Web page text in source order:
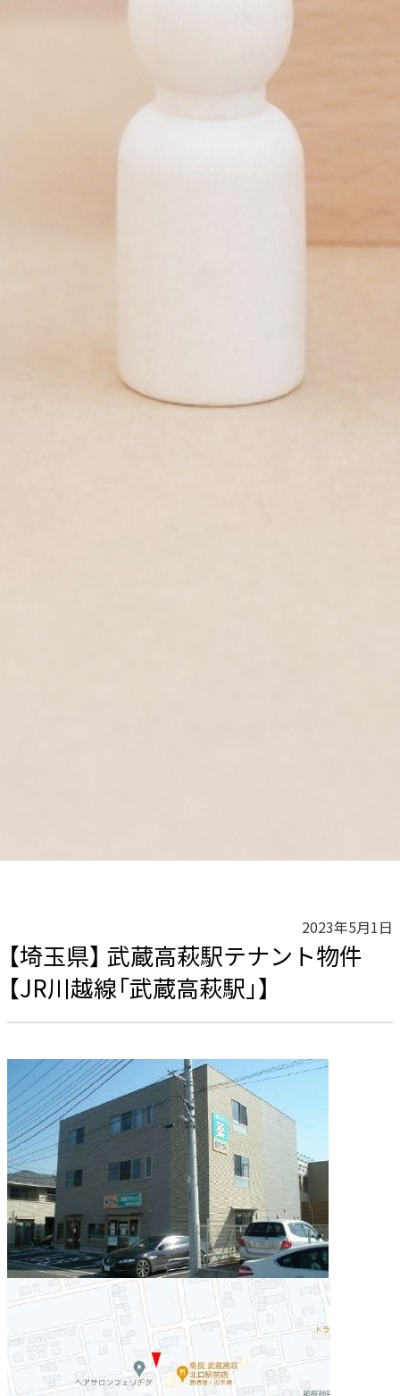
2023年5月1日
【埼玉県】 武蔵高萩駅テナント物件
【JR川越線「武蔵高萩駅」】